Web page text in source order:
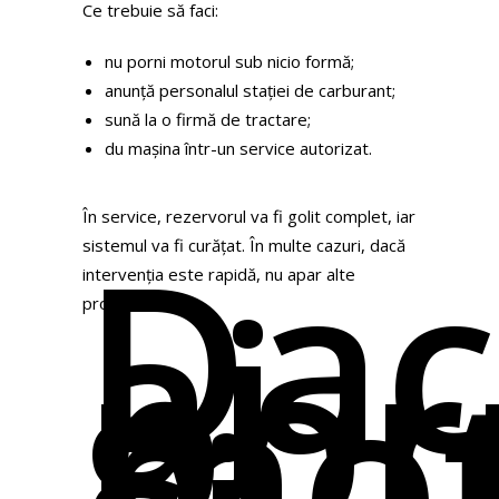
Ce trebuie să faci:
nu porni motorul sub nicio formă;
anunță personalul stației de carburant;
sună la o firmă de tractare;
du mașina într-un service autorizat.
În service, rezervorul va fi golit complet, iar
sistemul va fi curățat. În multe cazuri, dacă
intervenția este rapidă, nu apar alte
probleme.
ai